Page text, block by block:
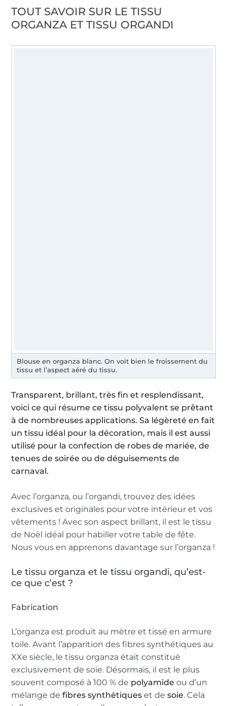
TOUT SAVOIR SUR LE TISSU
ORGANZA ET TISSU ORGANDI
Blouse en organza blanc. On voit bien le froissement du
tissu et l’aspect aéré du tissu.
Transparent, brillant, très fin et resplendissant,
voici ce qui résume ce tissu polyvalent se prêtant
à de nombreuses applications. Sa légèreté en fait
un tissu idéal pour la décoration, mais il est aussi
utilisé pour la confection de robes de mariée, de
tenues de soirée ou de déguisements de
carnaval.
Avec l’organza, ou l’organdi, trouvez des idées
exclusives et originales pour votre intérieur et vos
vêtements ! Avec son aspect brillant, il est le tissu
de Noël idéal pour habiller votre table de fête.
Nous vous en apprenons davantage sur l’organza !
Le tissu organza et le tissu organdi, qu’est-
ce que c’est ?
Fabrication
L’organza est produit au mètre et tissé en armure
toile. Avant l’apparition des fibres synthétiques au
XXe siècle, le tissu organza était constitué
exclusivement de soie. Désormais, il est le plus
souvent composé à 100 % de polyamide ou d’un
mélange defibres synthétiques et desoie. Cela